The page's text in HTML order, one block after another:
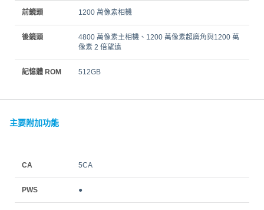
前鏡頭 1200 萬像素相機
後鏡頭
4800 萬像素主相機、1200 萬像素超廣角與1200 萬
像素 2 倍望遠
記憶體 ROM 512GB
主要附加功能
CA 5CA
PWS ●